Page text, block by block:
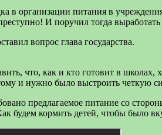
в организации питания в
И поручил тогда
вопрос глава государства.
что, как и кто готовит в
и нужно было выстроить четкую
предлагаемое питание со
будем кормить детей, чтобы было